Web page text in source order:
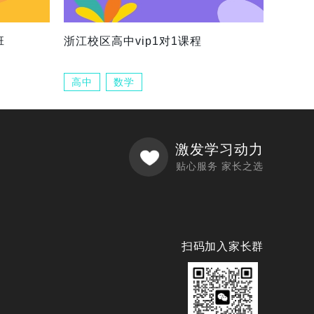
浙江校区高中vip1对1课程
高中 数学
激发学习动力
贴心服务 家长之选
扫码加入家长群